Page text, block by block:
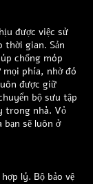
được việc sử
thời gian. Sản
chống móp
mọi phía, nhờ đó
được giữ
bộ sưu tập
trong nhà. Vỏ
bạn sẽ luôn ở
lý. Bộ bảo vệ